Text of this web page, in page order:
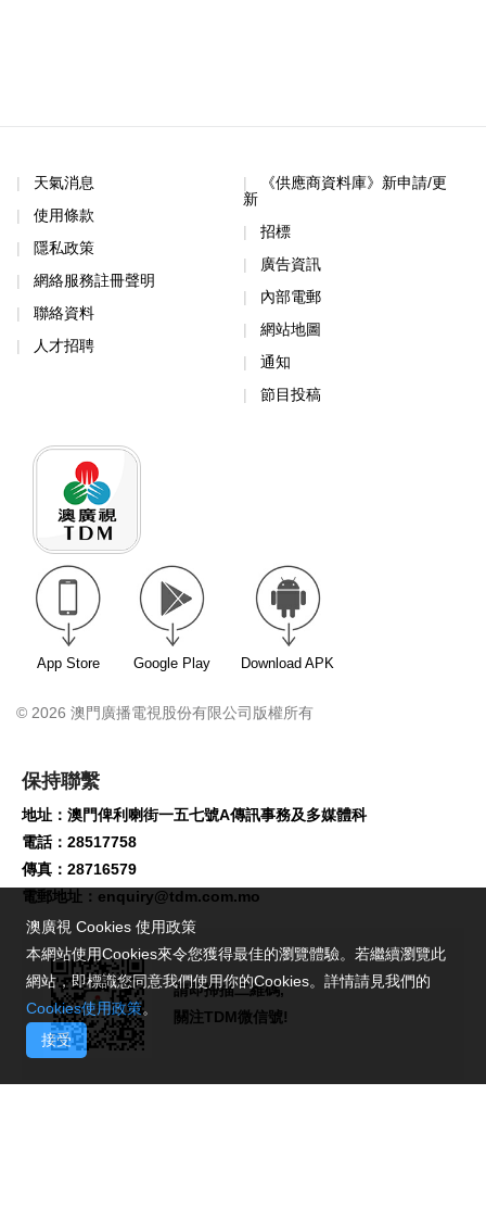
天氣消息
使用條款
隱私政策
網絡服務註冊聲明
聯絡資料
人才招聘
《供應商資料庫》新申請/更
新
招標
廣告資訊
內部電郵
網站地圖
通知
節目投稿
App Store Google Play Download APK
© 2026 澳門廣播電視股份有限公司版權所有
保持聯繫
地址：澳門俾利喇街一五七號A傳訊事務及多媒體科
電話：28517758
傳真：28716579
電郵地址： enquiry@tdm.com.mo
請即掃描二維碼,
關注TDM微信號!
澳廣視 Cookies 使用政策
本網站使用Cookies來令您獲得最佳的瀏覽體驗。若繼續瀏覽此
網站，即標識您同意我們使用你的Cookies。詳情請見我們的
Cookies使用政策。
接受